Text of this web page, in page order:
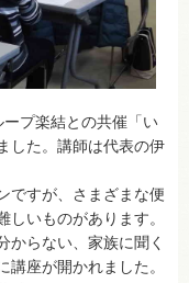
プ楽結との共催「い
した。講師は代表の伊
ですが、さまざまな便
しいものがあります。
からない、家族に聞く
講座が開かれました。